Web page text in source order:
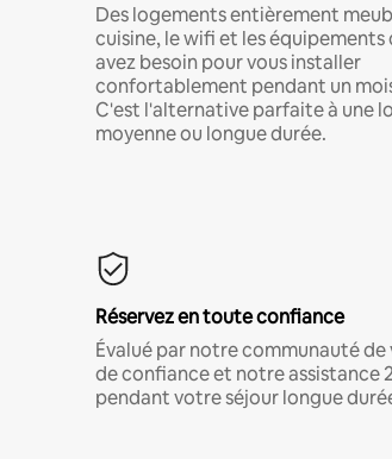
Des logements entièrement
cuisine, le wifi et les équipements
avez besoin pour vous installer
confortablement pendant un
C'est l'alternative parfaite à une
moyenne ou longue durée.
Réservez en toute confiance
Évalué par notre communauté de
de confiance et notre assistance
pendant votre séjour longue